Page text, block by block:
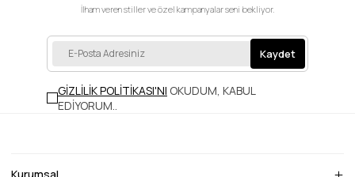
İlham veren stiller ve özel kampanyalar seni bekliyor.
Kaydet
GİZLİLİK POLİTİKASI'NI OKUDUM, KABUL
EDİYORUM..